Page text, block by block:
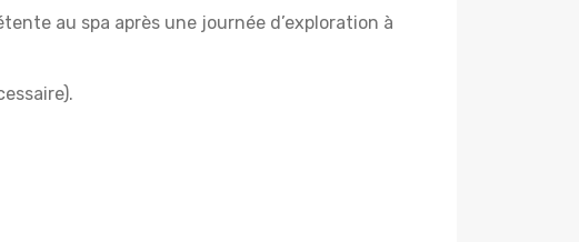
au spa après une journée d’exploration à